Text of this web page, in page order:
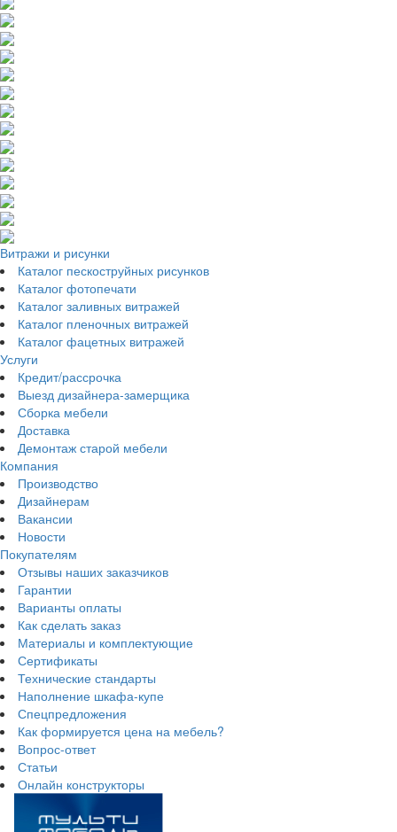
Витражи и рисунки
Каталог пескоструйных рисунков
Каталог фотопечати
Каталог заливных витражей
Каталог пленочных витражей
Каталог фацетных витражей
Услуги
Кредит/рассрочка
Выезд дизайнера-замерщика
Сборка мебели
Доставка
Демонтаж старой мебели
Компания
Производство
Дизайнерам
Вакансии
Новости
Покупателям
Отзывы наших заказчиков
Гарантии
Варианты оплаты
Как сделать заказ
Материалы и комплектующие
Сертификаты
Технические стандарты
Наполнение шкафа-купе
Спецпредложения
Как формируется цена на мебель?
Вопрос-ответ
Статьи
Онлайн конструкторы